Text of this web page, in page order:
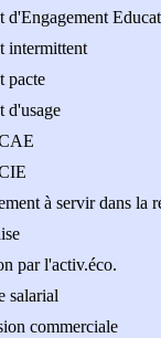
d'Engagement
intermittent
pacte
d'usage
à servir dans la
par l'activ.éco.
salarial
commerciale